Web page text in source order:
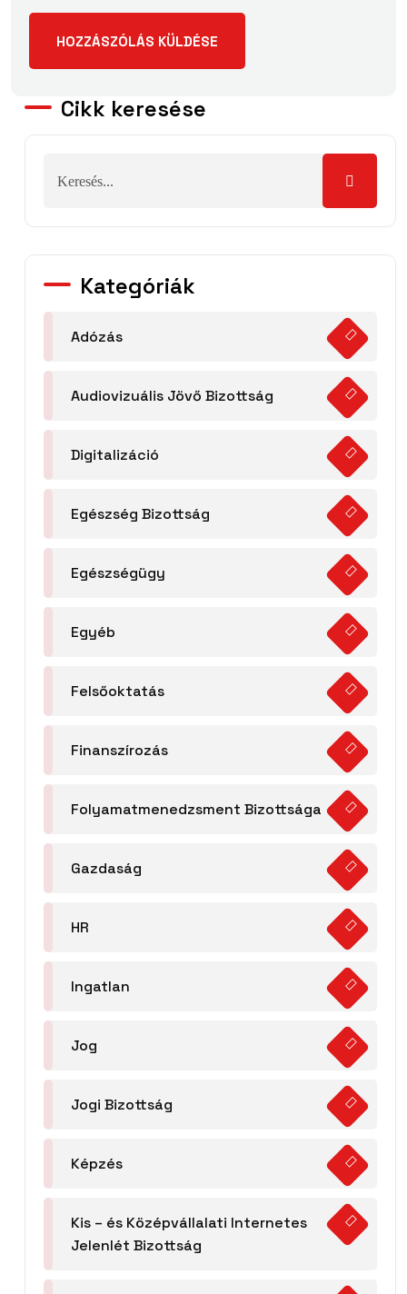
Cikk keresése
Kategóriák
Adózás
Audiovizuális Jövő Bizottság
Digitalizáció
Egészség Bizottság
Egészségügy
Egyéb
Felsőoktatás
Finanszírozás
Folyamatmenedzsment Bizottsága
Gazdaság
HR
Ingatlan
Jog
Jogi Bizottság
Képzés
Kis – és Középvállalati Internetes
Jelenlét Bizottság